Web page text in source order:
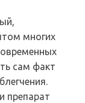
многих
сам факт
препарат